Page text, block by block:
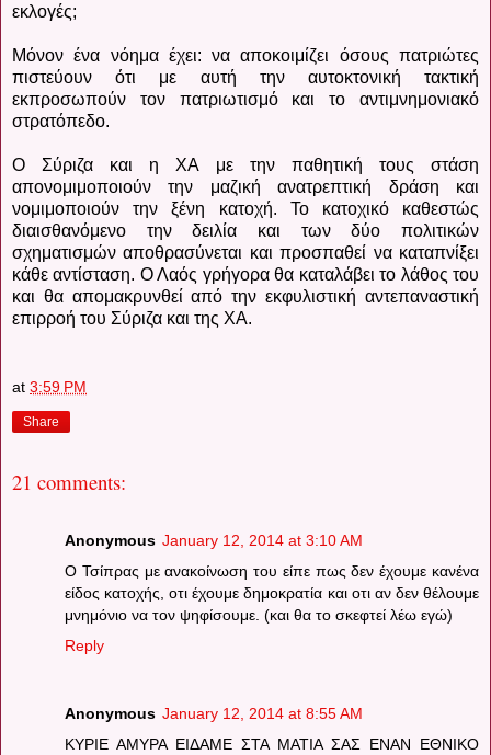
εκλογές;
Μόνον ένα νόημα έχει: να αποκοιμίζει όσους πατριώτες
πιστεύουν ότι με αυτή την αυτοκτονική τακτική
εκπροσωπούν τον πατριωτισμό και το αντιμνημονιακό
στρατόπεδο.
Ο Σύριζα και η XA με την παθητική τους στάση
απονομιμοποιούν την μαζική ανατρεπτική δράση και
νομιμοποιούν την ξένη κατοχή. Το κατοχικό καθεστώς
διαισθανόμενο την δειλία και των δύο πολιτικών
σχηματισμών αποθρασύνεται και προσπαθεί να καταπνίξει
κάθε αντίσταση. Ο Λαός γρήγορα θα καταλάβει το λάθος του
και θα απομακρυνθεί από την εκφυλιστική αντεπαναστική
επιρροή του Σύριζα και της ΧΑ.
at 3:59 PM
Share
21 comments:
Anonymous January 12, 2014 at 3:10 AM
Ο Τσίπρας με ανακοίνωση του είπε πως δεν έχουμε κανένα
είδος κατοχής, οτι έχουμε δημοκρατία και οτι αν δεν θέλουμε
μνημόνιο να τον ψηφίσουμε. (και θα το σκεφτεί λέω εγώ)
Reply
Anonymous January 12, 2014 at 8:55 AM
ΚΥΡΙΕ ΑΜΥΡΑ ΕΙΔΑΜΕ ΣΤΑ ΜΑΤΙΑ ΣΑΣ ΕΝΑΝ ΕΘΝΙΚΟ